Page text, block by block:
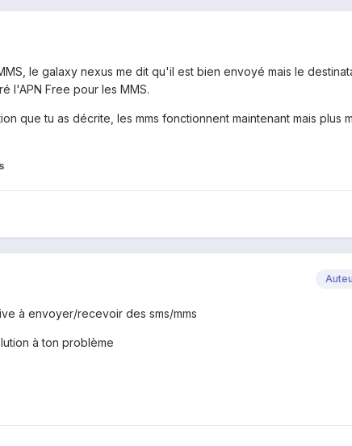
le galaxy nexus me dit qu'il est bien envoyé mais le
l'APN Free pour les MMS.
que tu as décrite, les mms fonctionnent maintenant mais plus
à envoyer/recevoir des sms/mms
à ton problème